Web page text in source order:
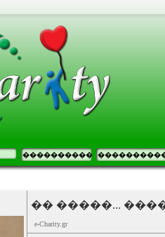
����������
�� �����...
e-Charity.gr